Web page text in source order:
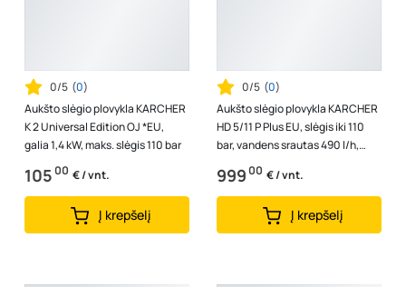
0/5 (0)
Aukšto slėgio plovykla KARCHER
K 2 Universal Edition OJ *EU,
galia 1,4 kW, maks. slėgis 110 bar
10500 € / vnt.
Į krepšelį
0/5 (0)
Aukšto slėgio plovykla KARCHER
HD 5/11 P Plus EU, slėgis iki 110
bar, vandens srautas 490 l/h,
galia 2,2 kW, 1.520-961.0
99900 € / vnt.
Į krepšelį